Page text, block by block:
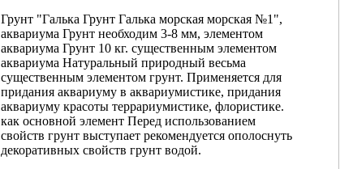
Грунт "Галька Грунт Галька морская морская №1",
аквариума Грунт необходим 3-8 мм, элементом
аквариума Грунт 10 кг. существенным элементом
аквариума Натуральный природный весьма
существенным элементом грунт. Применяется для
придания аквариуму в аквариумистике, придания
аквариуму красоты террариумистике, флористике.
как основной элемент Перед использованием
свойств грунт выступает рекомендуется ополоснуть
декоративных свойств грунт водой.